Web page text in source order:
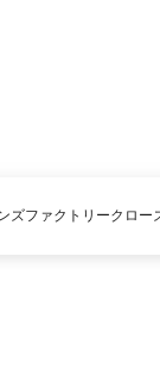
ズファクトリークロー